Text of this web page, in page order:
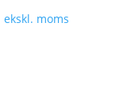
ekskl. moms